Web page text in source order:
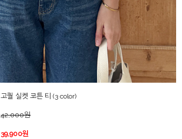
고퀄 실켓 코튼 티 (3 color)
42,000원
39,900원